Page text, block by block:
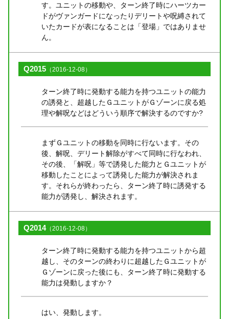
す。ユニットの移動や、ターン終了時にハーツカー
ドがヴァンガードになったりデリートや呪縛されて
いたカードが表になることは「登場」ではありませ
ん。
Q2015 （2016-12-08）
ターン終了時に発動する能力を持つユニットの能力
の誘発と、超越したＧユニットがＧゾーンに戻る処
理や解呪などはどういう順序で解決するのですか?
まずＧユニットの移動を同時に行ないます。その
後、解呪、デリート解除がすべて同時に行なわれ、
その後、「解呪」等で誘発した能力とＧユニットが
移動したことによって誘発した能力が解決されま
す。それらが終わったら、ターン終了時に誘発する
能力が誘発し、解決されます。
Q2014（2016-12-08）
ターン終了時に発動する能力を持つユニットから超
越し、そのターンの終わりに超越したＧユニットが
Ｇゾーンに戻った後にも、ターン終了時に発動する
能力は発動しますか？
はい、発動します。